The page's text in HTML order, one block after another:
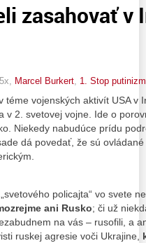
zasahovať v
Marcel Burkert 1. Stop
téme vojenských aktivít USA v
2. svetovej vojne. Ide o
Niekedy nabudúce prídu
dá povedať, že sú
policajta“ vo svete
ani Rusko; či už
na vás – rusofili, a
ruskej agresie voči Ukrajine,